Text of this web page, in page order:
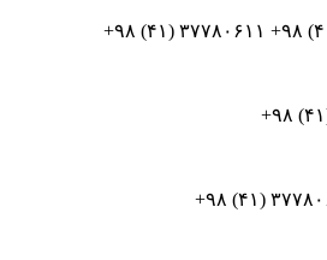
+۹۸ (۴۱) ۴۱۲۲۰۰۰۰
(۴۱) ۳۷۷۸۰۶۳۵